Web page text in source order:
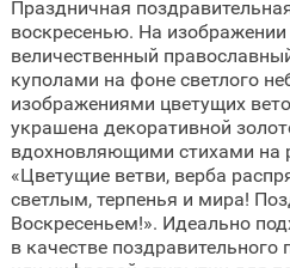
Праздничная
воскресенью. На изображении
величественный
куполами на фоне светлого
изображениями цветущих
украшена декоративной
вдохновляющими стихами на
«Цветущие ветви, верба
светлым, терпенья и мира!
Воскресеньем!». Идеально
в качестве поздравительного